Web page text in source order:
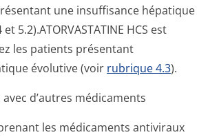
une insuffisance hépatique
5.2).ATORVASTATINE HCS est
les patients présentant
évolutive (voir rubrique 4.3).
d’autres médicaments
les médicaments antiviraux